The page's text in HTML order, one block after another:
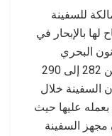
للسفينة
بالإبحار في
البحري
المصري رقم 8 لسنة 1990 في المواد من 282 إلى 290
السفينة خلال
بعمله عليها حيث
مجهز السفينة